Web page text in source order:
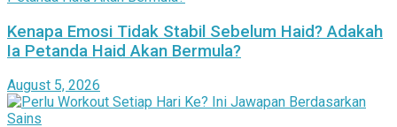
Kenapa Emosi Tidak Stabil Sebelum Haid? Adakah
Ia Petanda Haid Akan Bermula?
August 5, 2026